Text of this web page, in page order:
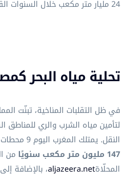
24 مليار متر مكعب خلال السنوات القادمة
تحلية مياه البحر
في ظل التقلبات المناخية، تبنّت
لتأمين مياه الشرب والري للمناطق
النقل. يمتلك المغرب اليوم 9 محطات تحلية قيد الخدمة تنتج نحو
147 مليون متر مكعب سنويًا
من
المحلّاةaljazeera.net